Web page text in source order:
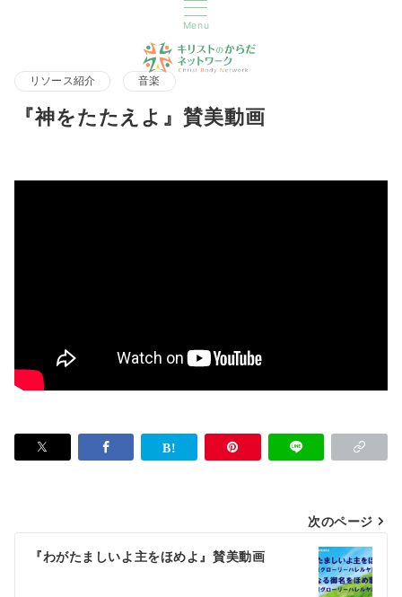
Menu
リソース紹介 音楽
『神をたたえよ』賛美動画
次のページ
『わがたましいよ主をほめよ』賛美動画